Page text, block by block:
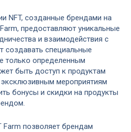
NFT, созданные брендами на
предоставляют уникальные
и взаимодействия с
создавать специальные
только определенным
быть доступ к продуктам
эксклюзивным мероприятиям
бонусы и скидки на продукты
Farm позволяет брендам